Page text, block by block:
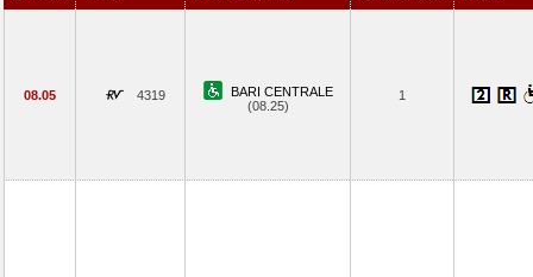
08.05 4319
BARI CENTRALE
(08.25)
1